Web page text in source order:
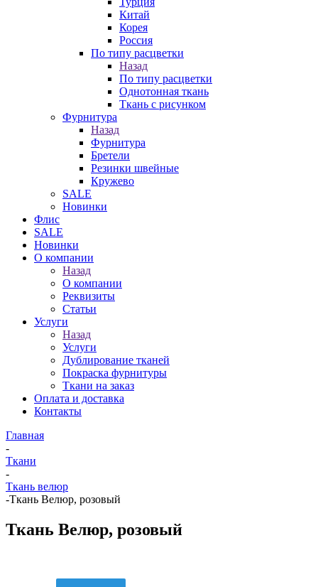
Китай
Корея
Россия
По типу расцветки
Назад
По типу расцветки
Однотонная ткань
Ткань с рисунком
Фурнитура
Назад
Фурнитура
Бретели
Резинки швейные
Кружево
SALE
Новинки
Флис
SALE
Новинки
О компании
Назад
О компании
Реквизиты
Статьи
Услуги
Назад
Услуги
Дублирование тканей
Покраска фурнитуры
Ткани на заказ
Оплата и доставка
Контакты
Главная
-
Ткани
-
Ткань велюр
-Ткань Велюр, розовый
Ткань Велюр, розовый